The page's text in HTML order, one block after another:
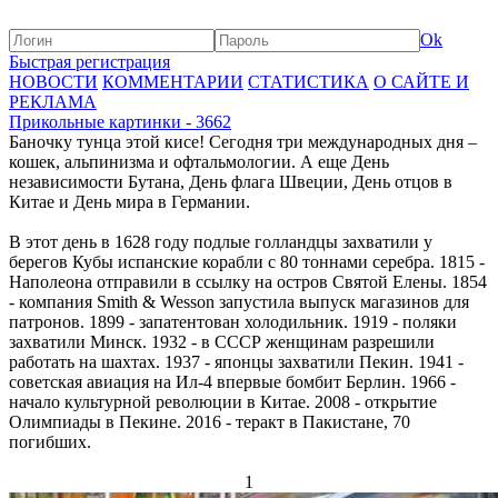
Ok
Быстрая регистрация
НОВОСТИ КОММЕНТАРИИ СТАТИСТИКА О САЙТЕ И
РЕКЛАМА
Прикольные картинки - 3662
Баночку тунца этой кисе! Сегодня три международных дня –
кошек, альпинизма и офтальмологии. А еще День
независимости Бутана, День флага Швеции, День отцов в
Китае и День мира в Германии.
В этот день в 1628 году подлые голландцы захватили у
берегов Кубы испанские корабли с 80 тоннами серебра. 1815 -
Наполеона отправили в ссылку на остров Святой Елены. 1854
- компания Smith & Wesson запустила выпуск магазинов для
патронов. 1899 - запатентован холодильник. 1919 - поляки
захватили Минск. 1932 - в СССР женщинам разрешили
работать на шахтах. 1937 - японцы захватили Пекин. 1941 -
советская авиация на Ил-4 впервые бомбит Берлин. 1966 -
начало культурной революции в Китае. 2008 - открытие
Олимпиады в Пекине. 2016 - теракт в Пакистане, 70
погибших.
1